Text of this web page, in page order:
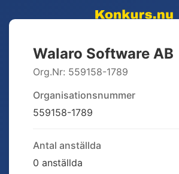
Walaro Software AB
Org.Nr: 559158-1789
Organisationsnummer
559158-1789
Antal anställda
0 anställda